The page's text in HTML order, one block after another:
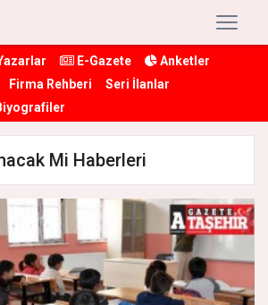
E-Gazete
Anketler
Firma Rehberi
Seri İlanlar
Mi Haberleri